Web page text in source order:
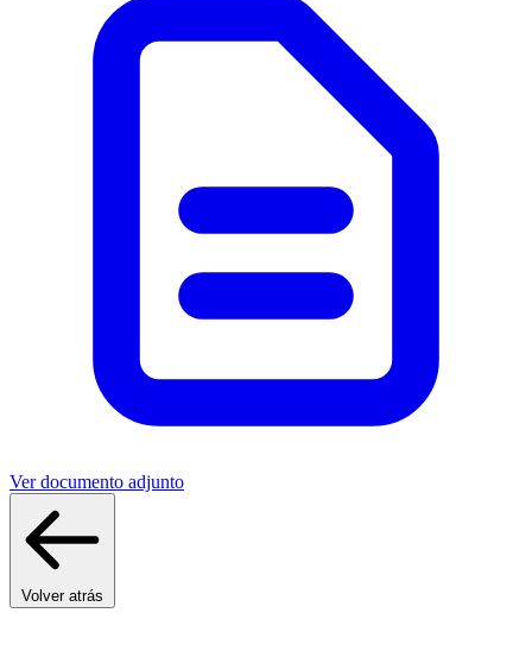
Ver documento adjunto
Volver atrás